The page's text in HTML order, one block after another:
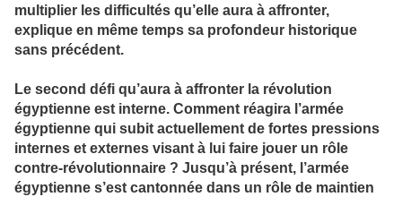
multiplier les difficultés qu’elle aura à affronter,
explique en même temps sa profondeur historique
sans précédent.
Le second défi qu’aura à affronter la révolution
égyptienne est interne. Comment réagira l’armée
égyptienne qui subit actuellement de fortes pressions
internes et externes visant à lui faire jouer un rôle
contre-révolutionnaire ? Jusqu’à présent, l’armée
égyptienne s’est cantonnée dans un rôle de maintien